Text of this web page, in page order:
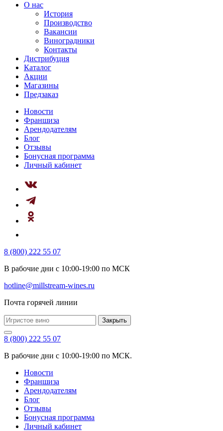
О нас
История
Производство
Вакансии
Виноградники
Контакты
Дистрибуция
Каталог
Акции
Магазины
Предзаказ
Новости
Франшиза
Арендодателям
Блог
Отзывы
Бонусная программа
Личный кабинет
8 (800) 222 55 07
В рабочие дни с 10:00-19:00 по МСК
hotline@millstream-wines.ru
Почта горячей линии
Закрыть
8 (800) 222 55 07
В рабочие дни с 10:00-19:00 по МСК.
Новости
Франшиза
Арендодателям
Блог
Отзывы
Бонусная программа
Личный кабинет